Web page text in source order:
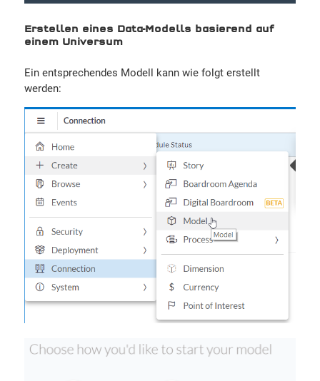
Erstellen eines Data-Modells basierend auf
einem Universum
Ein entsprechendes Modell kann wie folgt erstellt
werden: